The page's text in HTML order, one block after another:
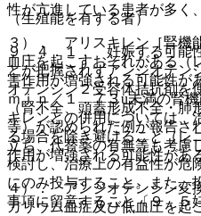
性が亢進している患者が多く
３）． アリスキレン［腎機
血圧を起こすおそれがある（
害作用が増強される可能性が
ｍｉｎ／１．７３u未満の腎
キレンとの併用については、
る場合を除き避けること（レ
作用が増強される可能性があ
４）． アンジオテンシン変
カリウム血症及び低血圧を起
（生殖能を有する者）
９．４．１． 妊娠する可能
とが把握されずアンジオテン
オテンシン２受容体拮抗剤を
（腎不全、頭蓋形成不全・肺
等）が認められた例が報告さ
立ち、代替薬の有無等も考慮
検討し、治療上の有益性が危
にのみ投与すること。また、
事項に留意すること〔９．５